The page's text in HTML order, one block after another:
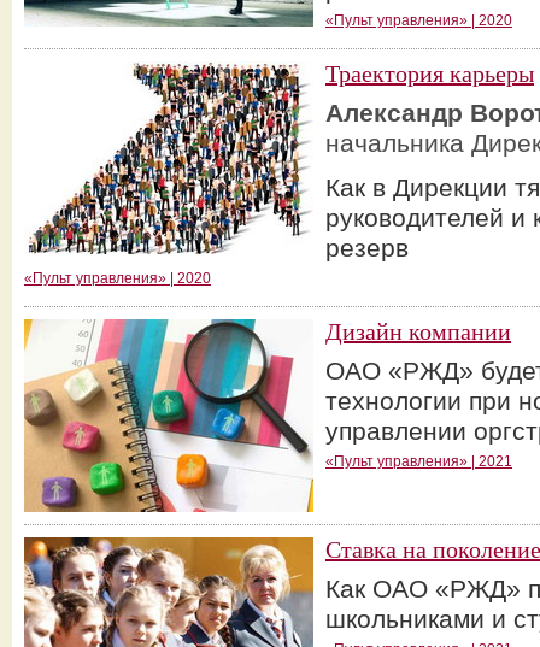
«Пульт управления» | 2020
Траектория карьеры
Александр
начальника
Как в Дирекции
руководителей и
резерв
«Пульт управления» | 2020
Дизайн компании
ОАО «РЖД»
технологии при
управлении
«Пульт управления» | 2021
Ставка на
Как ОАО «РЖД»
школьниками и